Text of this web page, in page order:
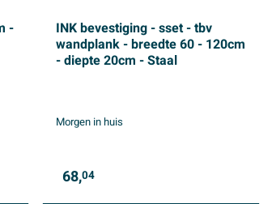
-
INK bevestiging - sset - tbv
wandplank - breedte 60 - 120cm
- diepte 20cm - Staal
Morgen in huis
68,04